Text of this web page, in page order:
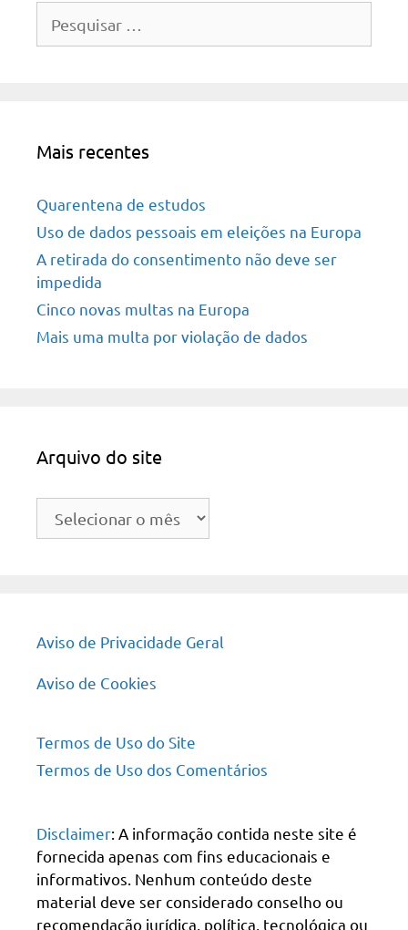
por:
Mais recentes
Quarentena de estudos
Uso de dados pessoais em eleições na Europa
A retirada do consentimento não deve ser
impedida
Cinco novas multas na Europa
Mais uma multa por violação de dados
Arquivo do site
Arquivo
Aviso de Privacidade Geral
Aviso de Cookies
Termos de Uso do Site
Termos de Uso dos Comentários
Disclaimer: A informação contida neste site é
fornecida apenas com fins educacionais e
informativos. Nenhum conteúdo deste
material deve ser considerado conselho ou
recomendação jurídica, política, tecnológica ou